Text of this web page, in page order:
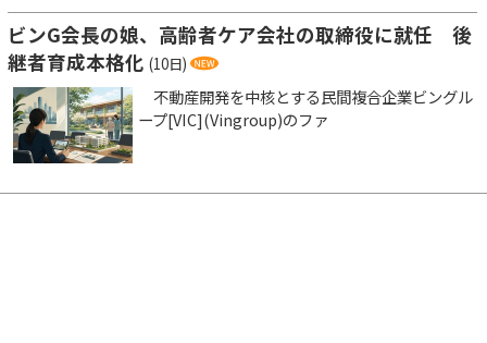
ビンG会長の娘、高齢者ケア会社の取締役に就任 後
継者育成本格化 (10日)
不動産開発を中核とする民間複合企業ビングル
ープ[VIC](Vingroup)のファ